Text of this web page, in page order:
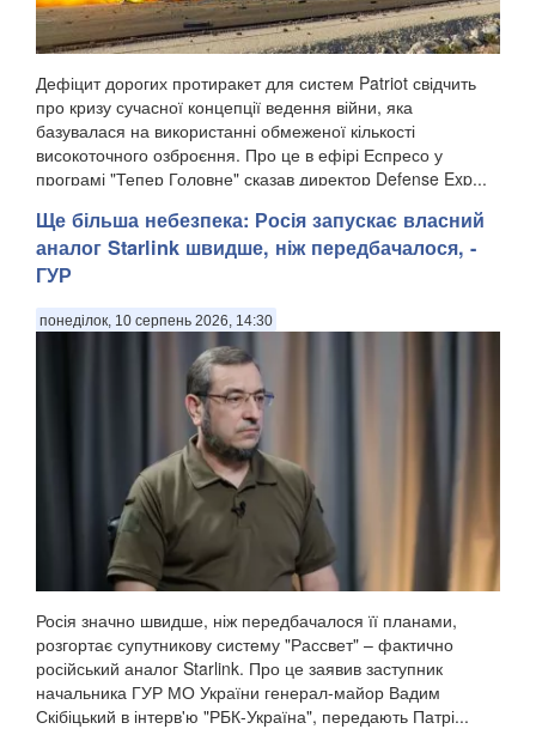
Дефіцит дорогих протиракет для систем Patriot свідчить
про кризу сучасної концепції ведення війни, яка
базувалася на використанні обмеженої кількості
високоточного озброєння. Про це в ефірі Еспресо у
програмі "Тепер Головне" сказав директор Defense Exp...
Ще більша небезпека: Росія запускає власний
аналог Starlink швидше, ніж передбачалося, -
ГУР
понеділок, 10 серпень 2026, 14:30
Росія значно швидше, ніж передбачалося її планами,
розгортає супутникову систему "Рассвет" – фактично
російський аналог Starlink. Про це заявив заступник
начальника ГУР МО України генерал-майор Вадим
Скібіцький в інтерв'ю "РБК-Україна", передають Патрі...